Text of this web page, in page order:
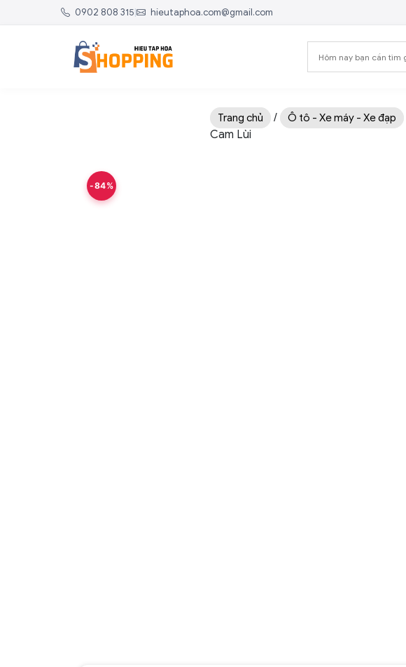
0902 808 315| hieutaphoa.com@gmail.com
Trang chủ / Ô tô - Xe máy - Xe đạp
Cam Lùi
-84%